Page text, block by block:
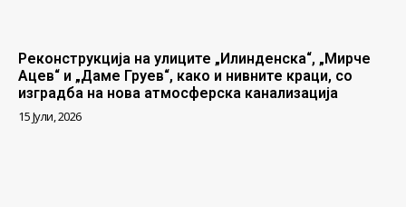
Реконструкција на улиците „Илинденска“, „Мирче
Ацев“ и „Даме Груев“, како и нивните краци, со
изградба на нова атмосферска канализација
15 Јули, 2026